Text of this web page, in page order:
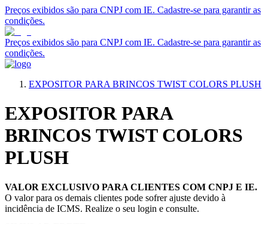
Preços exibidos são para CNPJ com IE. Cadastre-se para garantir as
condições.
Preços exibidos são para CNPJ com IE. Cadastre-se para garantir as
condições.
EXPOSITOR PARA BRINCOS TWIST COLORS PLUSH
EXPOSITOR PARA
BRINCOS TWIST COLORS
PLUSH
VALOR EXCLUSIVO PARA CLIENTES COM CNPJ E IE.
O valor para os demais clientes pode sofrer ajuste devido à
incidência de ICMS. Realize o seu login e consulte.